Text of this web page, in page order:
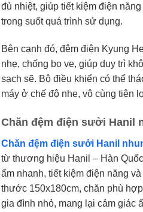
đủ nhiệt, giúp tiết kiệm điện
trong suốt quá trình sử dụng.
Bên cạnh đó, đệm điện Kyung
nhẹ, chống bọ ve, giúp duy trì
sạch sẽ. Bộ điều khiển có thể
máy ở chế độ nhẹ, vô cùng tiện
Chăn đệm điện sưởi Hanil
Chăn đệm điện sưởi Hanil
từ thương hiệu Hanil – Hàn
ấm nhanh, tiết kiệm điện năng
thước 150x180cm, chăn phù
gia đình nhỏ, mang lại cảm giác